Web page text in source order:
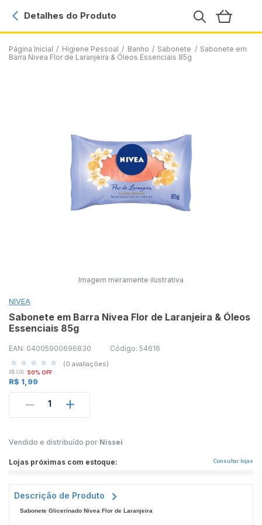
Página Inicial / Higiene Pessoal / Banho / Sabonete / Sabonete em
Barra Nivea Flor de Laranjeira & Óleos Essenciais 85g
Detalhes do Produto
Imagem meramente ilustrativa
NIVEA
Sabonete em Barra Nivea Flor de Laranjeira & Óleos
Essenciais 85g
EAN: 04005900696830 Código: 54616
(0 avaliações)
R$ 3,99 50% OFF
R$ 1,99
1
Vendido e distribuído por Nissei
Lojas próximas com estoque: Consultar lojas
Descrição de Produto
Sabonete Glicerinado Nivea Flor de Laranjeira